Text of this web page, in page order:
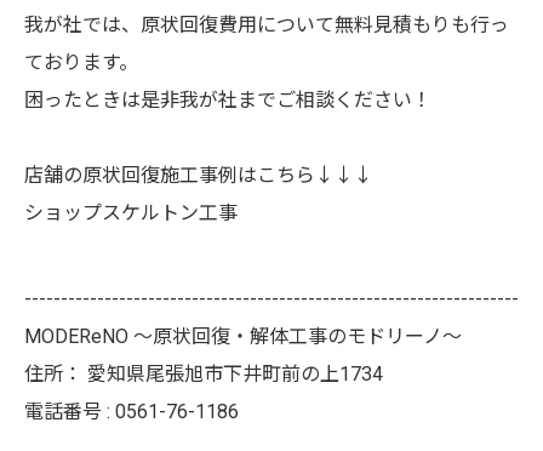
我が社では、原状回復費用について無料見積もりも行っ
ております。
困ったときは是非我が社までご相談ください！
店舗の原状回復施工事例はこちら↓↓↓
ショップスケルトン工事
--------------------------------------------------------------------
MODEReNO ～原状回復・解体工事のモドリーノ～
住所： 愛知県尾張旭市下井町前の上1734
電話番号 : 0561-76-1186